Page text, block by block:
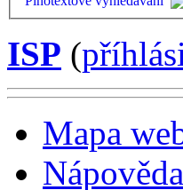
ISP (
Mapa
Nápověda